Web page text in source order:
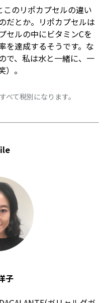
のリポカプセルの違い
だとか。リポカプセルは
セルの中にビタミンCを
を達成するそうです。な
で、私は水と一緒に、一
。
て税別になります。
子